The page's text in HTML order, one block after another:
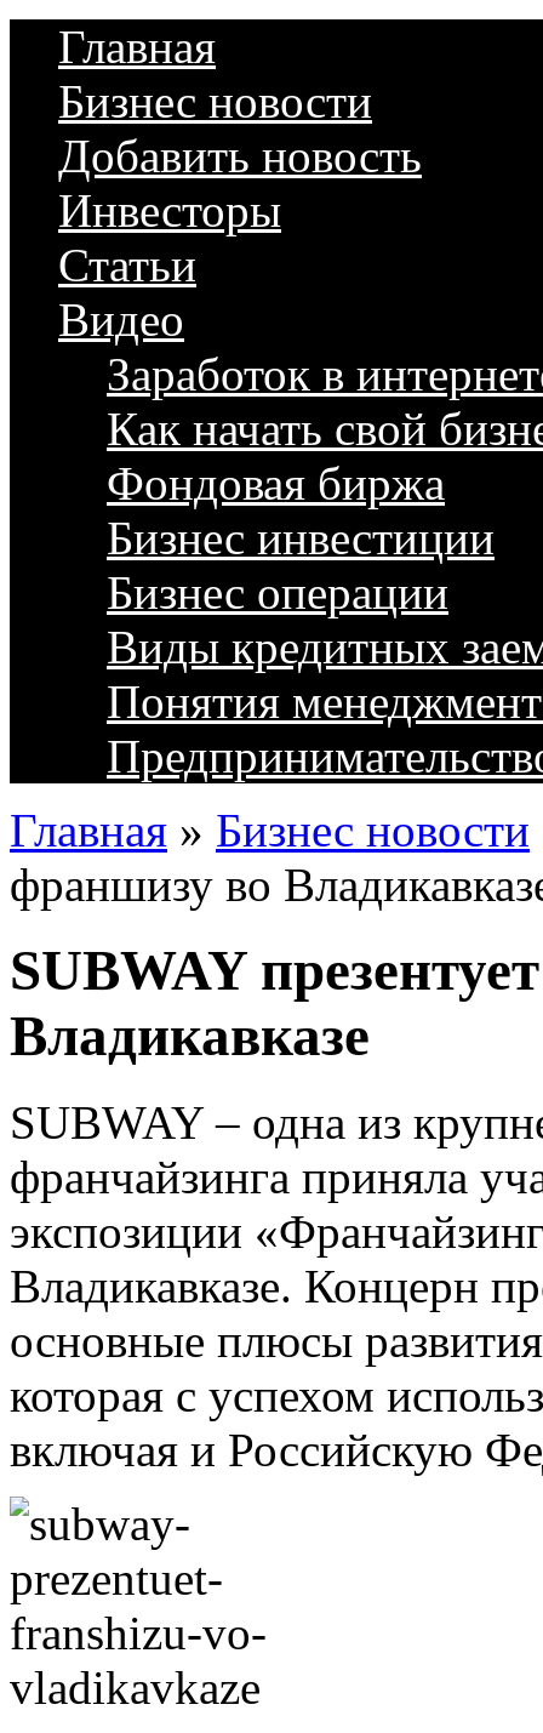
Главная
Бизнес новости
Добавить новость
Инвесторы
Статьи
Видео
Заработок в
Как начать свой
Фондовая биржа
Бизнес инвестиции
Бизнес операции
Виды кредитных
Понятия
Главная » Бизнес новости
франшизу во
SUBWAY
Владикавказе
SUBWAY – одна из
франчайзинга приняла
экспозиции
Владикавказе. Концерн
основные плюсы
которая с успехом
включая и Российскую